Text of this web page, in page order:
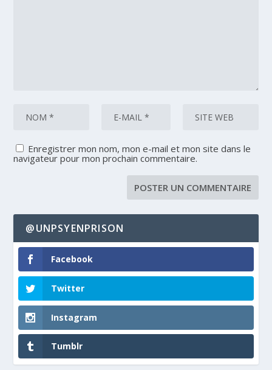
Enregistrer mon nom, mon e-mail et mon site dans le
navigateur pour mon prochain commentaire.
@UNPSYENPRISON
Facebook
Twitter
Instagram
Tumblr